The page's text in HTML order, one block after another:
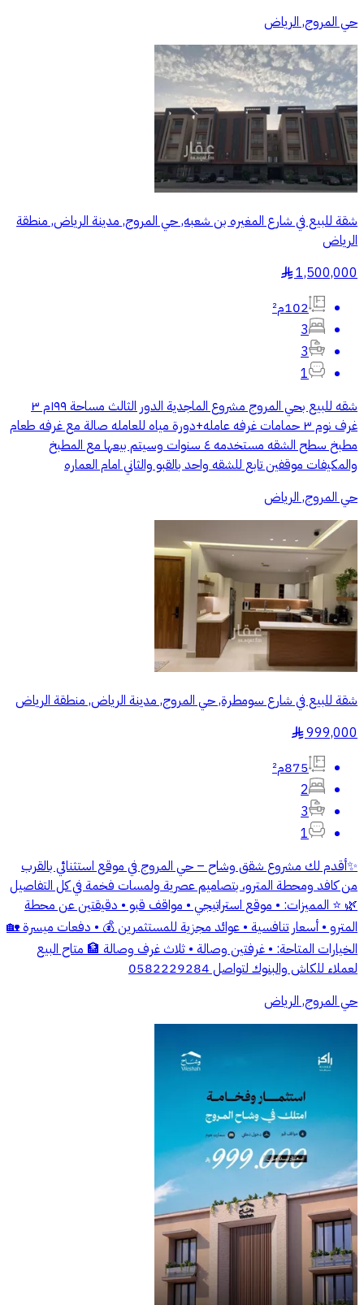
حي المروج, الرياض
شقة للبيع في شارع المغيره بن شعبه, حي المروج, مدينة الرياض, منطقة
الرياض
1,500,000
§
102م²
3
3
1
شقه للبيع بحي المروج مشروع الماجدية الدور الثالث مساحة ١٩٩م ٣
غرف نوم ٣ حمامات غرفه عامله+دورة مياه للعامله صالة مع غرفه طعام
مطبخ سطح الشقه مستخدمه ٤ سنوات وسيتم بيعها مع المطبخ
والمكيفات موقفين تابع للشقه واحد بالقبو والثاني امام العماره
حي المروج, الرياض
شقة للبيع في شارع سومطرة, حي المروج, مدينة الرياض, منطقة الرياض
999,000
§
875م²
2
3
1
✨أقدم لك مشروع شقق وشاح – حي المروج في موقع استثنائي بالقرب
من كافد ومحطة المترو، بتصاميم عصرية ولمسات فخمة في كل التفاصيل
🌿 ⭐ المميزات: • موقع استراتيجي • مواقف قبو • دقيقتين عن محطة
المترو • أسعار تنافسية • عوائد مجزية للمستثمرين 💰 • دفعات ميسرة 🏡
الخيارات المتاحة: • غرفتين وصالة • ثلاث غرف وصالة 🏦 متاح البيع
لعملاء للكاش والبنوك لتواصل 0582229284
حي المروج, الرياض